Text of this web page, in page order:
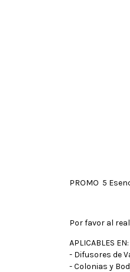
PROMO 5
Por favor al
APLICABLES EN:
- Difusores de
- Colonias y